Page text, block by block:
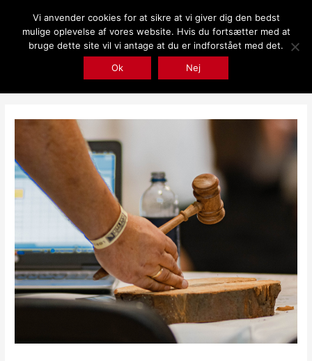
indholdet
Vi anvender cookies for at sikre at vi giver dig den bedst
mulige oplevelse af vores website. Hvis du fortsætter med at
bruge dette site vil vi antage at du er indforstået med det.
Ok
Nej